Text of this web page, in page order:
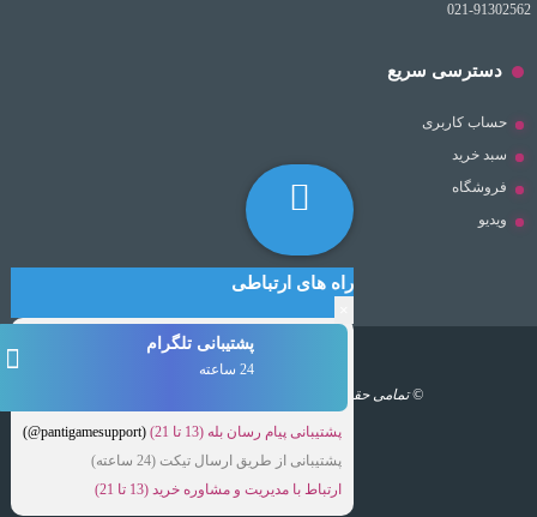
021-91302562
دسترسی سریع
حساب کاربری
سبد خرید
فروشگاه
ویدیو
© تمامی حقوق مطالب برای این سایت محفوظ است.
راه های ارتباطی
پشتیبانی تلگرام
24 ساعته
پشتیبانی پیام رسان بله (13 تا 21)
(pantigamesupport@)
پشتیبانی از طریق ارسال تیکت (24 ساعته)
ارتباط با مدیریت و مشاوره خرید (13 تا 21)